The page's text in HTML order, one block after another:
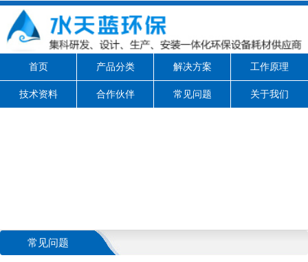
首页 产品分类 解决方案 工作原理
技术资料 合作伙伴 常见问题 关于我们
常见问题